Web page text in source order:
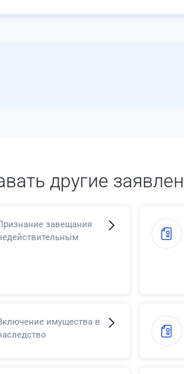
другие
завещания
имущества в